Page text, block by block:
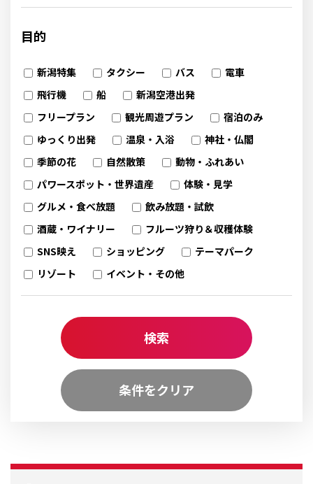
目的
新潟特集 タクシー バス
電車
飛行機
船
新潟空港出発
フリープラン
観光周遊プラン
宿泊のみ
ゆっくり出発
温泉・入浴
神社・仏閣
季節の花
自然散策
動物・ふれあい
パワースポット・世界遺産
体験・見学
グルメ・食べ放題
飲み放題・試飲
酒蔵・ワイナリー
フルーツ狩り＆収穫体験
SNS映え
ショッピング
テーマパーク
リゾート
イベント・その他